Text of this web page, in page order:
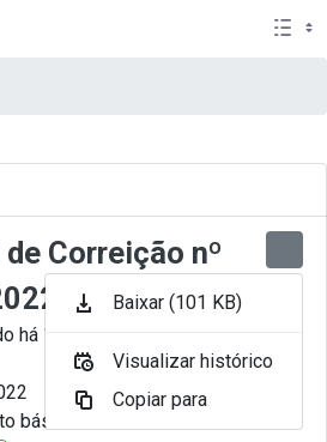
Correição nº
há 11 Meses por Artur
básico
Baixar (101 KB)
Visualizar histórico
Copiar para